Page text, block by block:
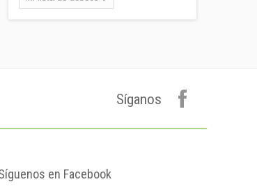
Lata 33cl
0,75 €
kgrs...
1,50 €
FORMATO:
GARRAFA...
Síganos
en Facebook